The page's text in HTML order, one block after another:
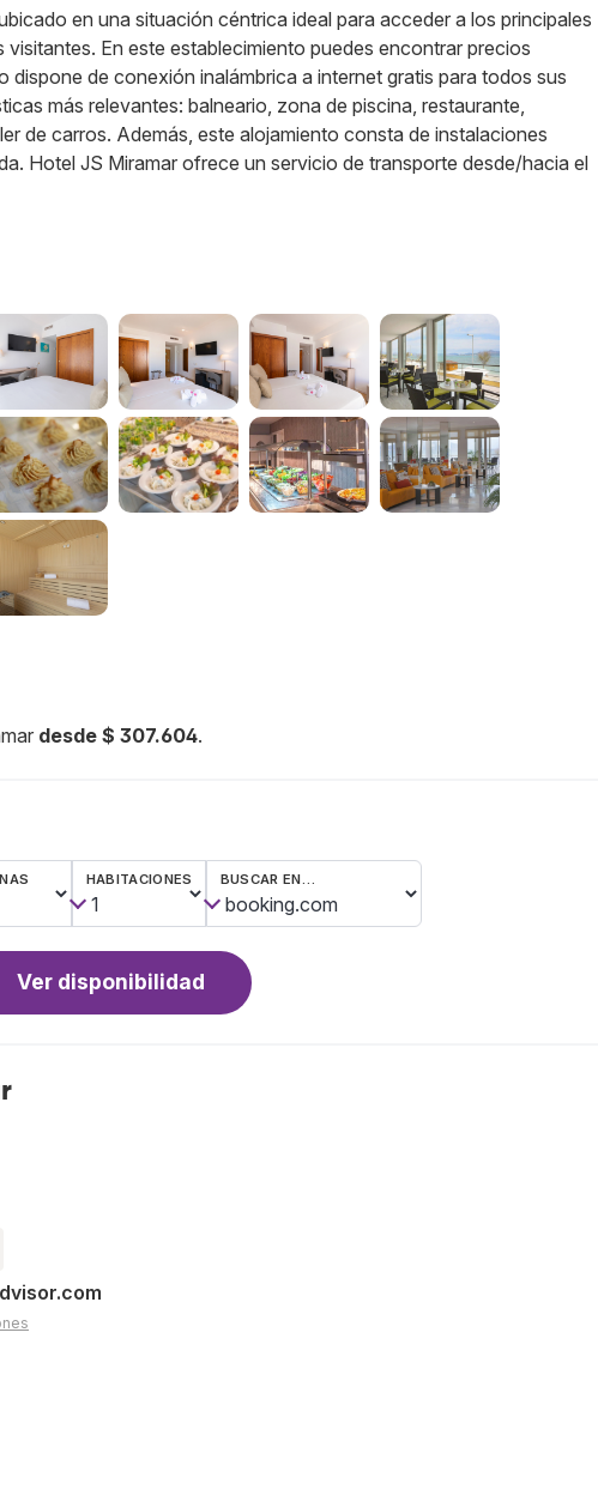
en una situación céntrica ideal para acceder a los principales
En este establecimiento puedes encontrar precios
dispone de conexión inalámbrica a internet gratis para todos sus
más relevantes: balneario, zona de piscina, restaurante,
de carros. Además, este alojamiento consta de instalaciones
Hotel JS Miramar ofrece un servicio de transporte desde/hacia el
desde $ 307.604.
HABITACIONES BUSCAR EN…
Ver disponibilidad